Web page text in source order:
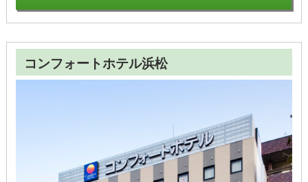
コンフォートホテル浜松